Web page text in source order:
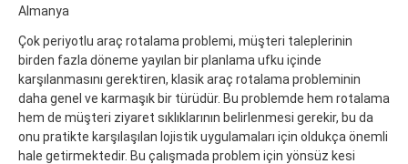
Almanya
Çok periyotlu araç rotalama problemi, müşteri taleplerinin
birden fazla döneme yayılan bir planlama ufku içinde
karşılanmasını gerektiren, klasik araç rotalama probleminin
daha genel ve karmaşık bir türüdür. Bu problemde hem rotalama
hem de müşteri ziyaret sıklıklarının belirlenmesi gerekir, bu da
onu pratikte karşılaşılan lojistik uygulamaları için oldukça önemli
hale getirmektedir. Bu çalışmada problem için yönsüz kesi